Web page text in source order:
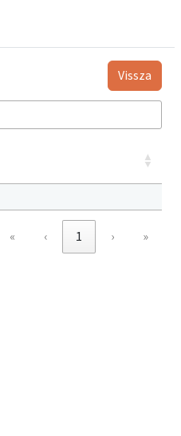
Vissza
« ‹ 1 › »